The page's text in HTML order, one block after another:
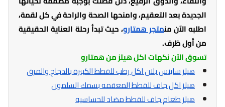
الجديدة بعد التعقيم، وامنحها الصحة والراحة في كل لقمة،
اطلبه الآن منمتجر همتارو، حيث تبدأ رحلة العناية الحقيقية
من أول ظرف.
تسوق الآن نكهات اكل هيلز من همتارو
هيلز ساينس بلان اكل رطب للقطط الكبيرة بالدجاج والمرق
هيلز اكل جاف للقطط المعقمه بسمك السلمون
هيلز طعام جاف للقطط مضاد للحساسيه